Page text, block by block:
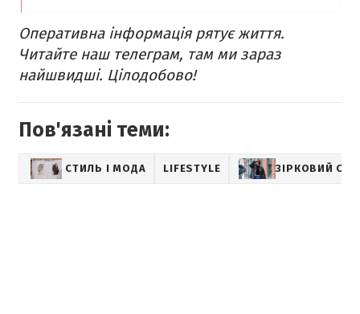
Оперативна інформація рятує життя.
Читайте наш телеграм, там ми зараз
найшвидші. Цілодобово!
Пов'язані теми:
СТИЛЬ І МОДА LIFESTYLE ЗІРКОВИЙ